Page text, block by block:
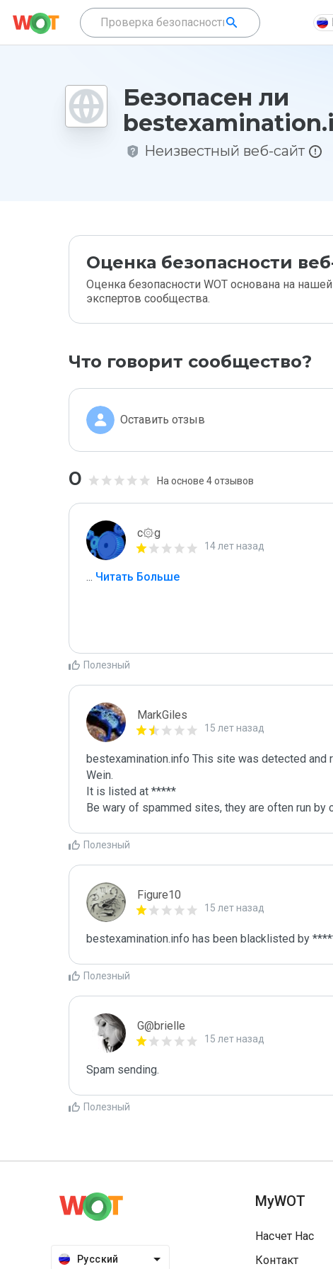
Безопасен ли
Неизвестный веб-сайт
Оценка безопасности
Оценка безопасности WOT основана на
экспертов сообщества.
Что говорит сообщество?
Оставить отзыв
0 На основе 4 отзывов
c۞g
14 лет назад
... Читать Больше
Полезный
MarkGiles
15 лет назад
bestexamination.info This site was detected
Wein.
It is listed at *****
Be wary of spammed sites, they are often run by
Полезный
Figure10
15 лет назад
bestexamination.info has been blacklisted by
Полезный
G@brielle
15 лет назад
Spam sending.
Полезный
Русский
MyWOT
Насчет Нас
Контакт